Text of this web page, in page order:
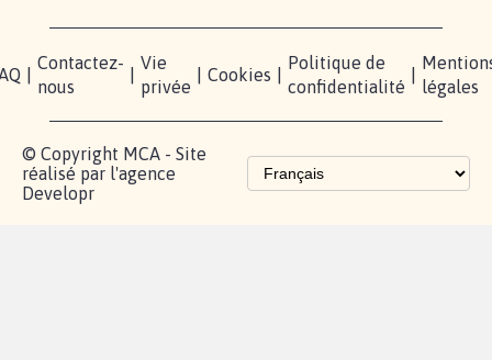
Contactez-
nous
Vie
privée
Cookies
Politique de
confidentialité
légales
© Copyright MCA - Site
réalisé par l'agence
Developr